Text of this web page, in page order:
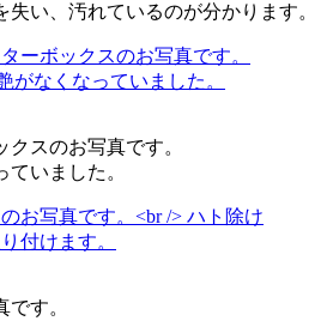
失い、汚れているのが分かります。
スのお写真です。
いました。
す。